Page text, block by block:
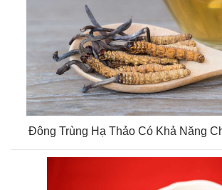
Đông Trùng Hạ Thảo Có Khả Năng